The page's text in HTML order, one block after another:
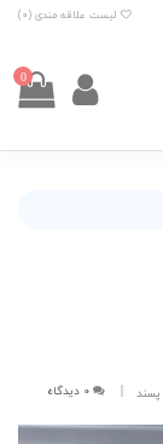
لیست علاقه مندی (0
)
0
0 دیدگاه